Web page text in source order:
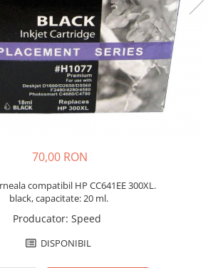
70,00 RON
compatibil HP CC641EE 300XL.
black, capacitate: 20 ml.
Producator: Speed
DISPONIBIL